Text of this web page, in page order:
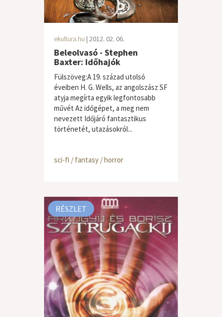
ekultura.hu | 2012. 02. 06.
Beleolvasó - Stephen
Baxter: Időhajók
Fülszöveg:A 19. század utolsó
éveiben H. G. Wells, az angolszász SF
atyja megírta egyik legfontosabb
művét Az időgépet, a meg nem
nevezett Időjáró fantasztikus
történetét, utazásokról...
sci-fi / fantasy / horror
RÉSZLET